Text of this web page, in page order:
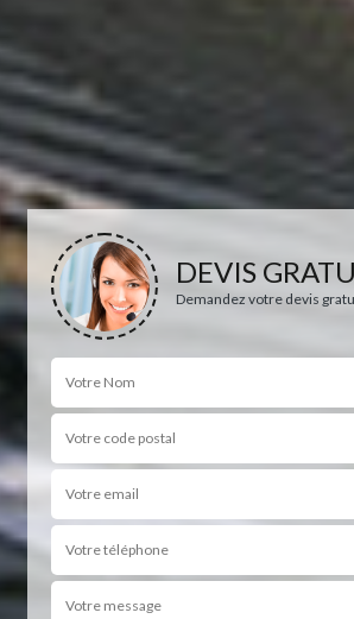
DEVIS
Demandez votre devis